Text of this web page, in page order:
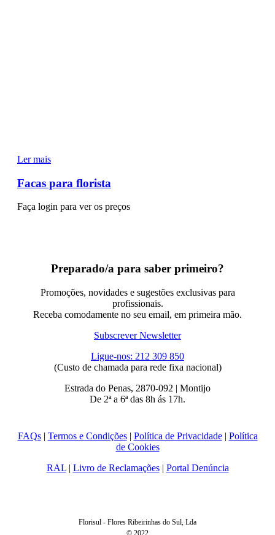
Ler mais
Facas para florista
Faça login para ver os preços
Preparado/a para saber primeiro?
Promoções, novidades e sugestões exclusivas para
profissionais.
Receba comodamente no seu email, em primeira mão.
Subscrever Newsletter
Ligue-nos: 212 309 850
(Custo de chamada para rede fixa nacional)
Estrada do Penas, 2870-092 | Montijo
De 2ª a 6ª das 8h ás 17h.
FAQs| Termos e Condições| Política de Privacidade| Política
de Cookies
RAL| Livro de Reclamações| Portal Denúncia
Florisul - Flores Ribeirinhas do Sul, Lda
© 2022